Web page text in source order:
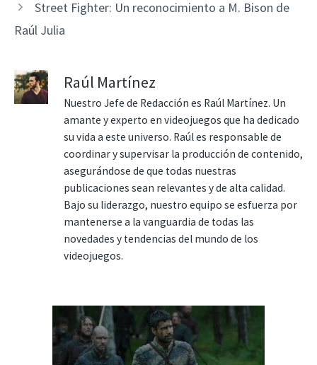
Street Fighter: Un reconocimiento a M. Bison de
Raúl Julia
Raúl Martínez
Nuestro Jefe de Redacción es Raúl Martínez. Un
amante y experto en videojuegos que ha dedicado
su vida a este universo. Raúl es responsable de
coordinar y supervisar la producción de contenido,
asegurándose de que todas nuestras
publicaciones sean relevantes y de alta calidad.
Bajo su liderazgo, nuestro equipo se esfuerza por
mantenerse a la vanguardia de todas las
novedades y tendencias del mundo de los
videojuegos.